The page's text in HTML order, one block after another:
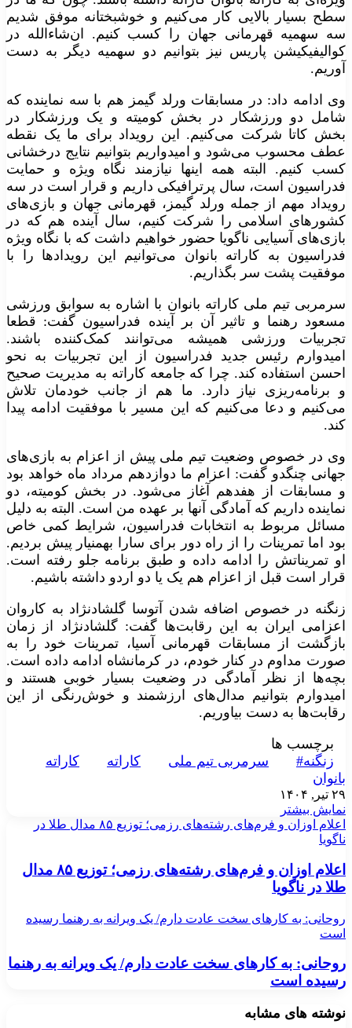
سطح بسیار بالایی کار می‌کنیم و خوشبختانه موفق شدیم
سه سهمیه قهرمانی جهان را کسب کنیم. ان‌شاءالله در
کوالیفیکیشن پاریس نیز بتوانیم دو سهمیه دیگر به دست
آوریم.
وی ادامه داد: در مسابقات ورلد گیمز هم با سه نماینده که
شامل دو ورزشکار در بخش کومیته و یک ورزشکار در
بخش کاتا شرکت می‌کنیم. این رویداد برای ما یک نقطه
عطف محسوب می‌شود و امیدواریم بتوانیم نتایج درخشانی
کسب کنیم. البته همه اینها نیازمند نگاه ویژه و حمایت
فدراسیون است، سال پرترافیکی داریم و قرار است در سه
رویداد مهم از جمله ورلد گیمز، قهرمانی جهان و بازی‌های
کشورهای اسلامی را شرکت کنیم، سال آینده هم که در
بازی‌های آسیایی ناگویا حضور خواهیم داشت که با نگاه ویژه
فدراسیون به کاراته بانوان می‌توانیم این رویدادها را با
موفقیت پشت سر بگذاریم.
سرمربی تیم ملی کاراته بانوان با اشاره به سوابق ورزشی
مسعود رهنما و تاثیر آن بر آینده فدراسیون گفت: قطعا
تجربیات ورزشی همیشه می‌توانند کمک‌کننده باشند.
امیدوارم رئیس جدید فدراسیون از این تجربیات به نحو
احسن استفاده کند. چرا که جامعه کاراته به مدیریت صحیح
و برنامه‌ریزی نیاز دارد. ما هم از جانب خودمان تلاش
می‌کنیم و دعا می‌کنیم که این مسیر با موفقیت ادامه پیدا
کند.
وی در خصوص وضعیت تیم ملی پیش از اعزام به بازی‌های
جهانی چنگدو گفت: اعزام ما دوازدهم مرداد ماه خواهد بود
و مسابقات از هفدهم آغاز می‌شود. در بخش کومیته، دو
نماینده داریم که آمادگی آنها بر عهده من است. البته به دلیل
مسائل مربوط به انتخابات فدراسیون، شرایط کمی خاص
بود اما تمرینات را از راه دور برای سارا بهمنیار پیش بردیم.
او تمریناتش را ادامه داده و طبق برنامه جلو رفته است.
قرار است قبل از اعزام هم یک یا دو اردو داشته باشیم.
زنگنه در خصوص اضافه شدن آتوسا گلشادنژاد به کاروان
اعزامی ایران به این رقابت‌ها گفت: گلشاد‌نژاد از زمان
بازگشت از مسابقات قهرمانی آسیا، تمرینات خود را به‌
صورت مداوم در کنار خودم، در کرمانشاه ادامه داده است.
بچه‌ها از نظر آمادگی در وضعیت بسیار خوبی هستند و
امیدوارم بتوانیم مدال‌های ارزشمند و خوش‌رنگی از این
رقابت‌ها به دست بیاوریم.
برچسب ها
زنگنه#
سرمربی تیم ملی کاراته
کاراته
بانوان
۲۹ تیر, ۱۴۰۴
نمایش بیشتر
اعلام اوزان و فرم‌های رشته‌های رزمی؛ توزیع ۸۵ مدال طلا در
ناگویا
اعلام اوزان و فرم‌های رشته‌های رزمی؛ توزیع ۸۵ مدال
طلا در ناگویا
روحانی: به کارهای سخت عادت دارم/ یک ویرانه به رهنما رسیده
است
روحانی: به کارهای سخت عادت دارم/ یک ویرانه به رهنما
رسیده است
نوشته های مشابه